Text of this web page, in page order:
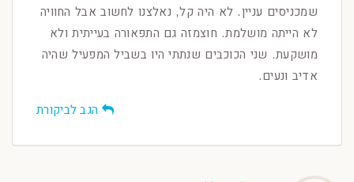
שמכניסים עניין. לא היה קל, נאלצנו לחשוב אבל החוויה
לא הייתה מושלמת. חוצמזה גם התפאורה בעייתית ולא
מושקעת. שני הכוכבים שנתתי היו בשביל המפעיל שהיה
אדיב ונעים.
הגב לביקורת